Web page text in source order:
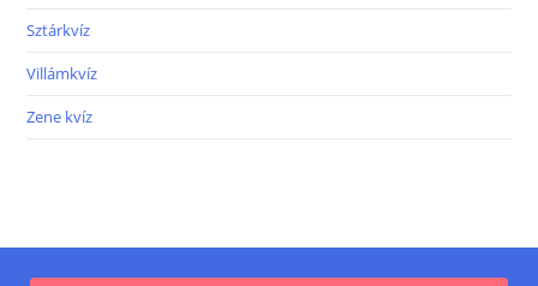
Sztárkvíz
Villámkvíz
Zene kvíz